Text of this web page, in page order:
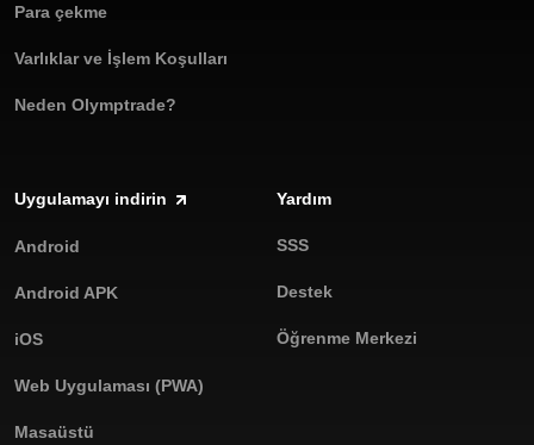
Para çekme
Varlıklar ve İşlem Koşulları
Neden Olymptrade?
Uygulamayı indirin
Android
Android APK
iOS
Web Uygulaması (PWA)
Masaüstü
Yardım
SSS
Destek
Öğrenme Merkezi